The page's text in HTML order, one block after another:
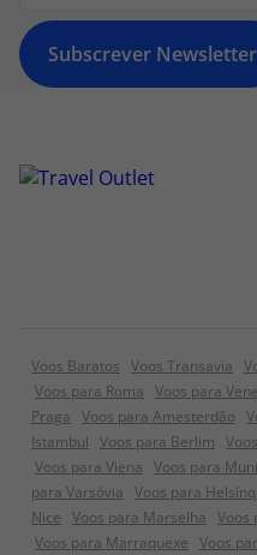
Subscrever Newsletter
Voos Baratos Voos Transavia
Voos para Roma Voos para
Praga Voos para Amesterdão
Istambul Voos para Berlim
Voos para Viena Voos para
para Varsóvia Voos para
Nice Voos para Marselha Voos
Voos para Marraquexe Voos